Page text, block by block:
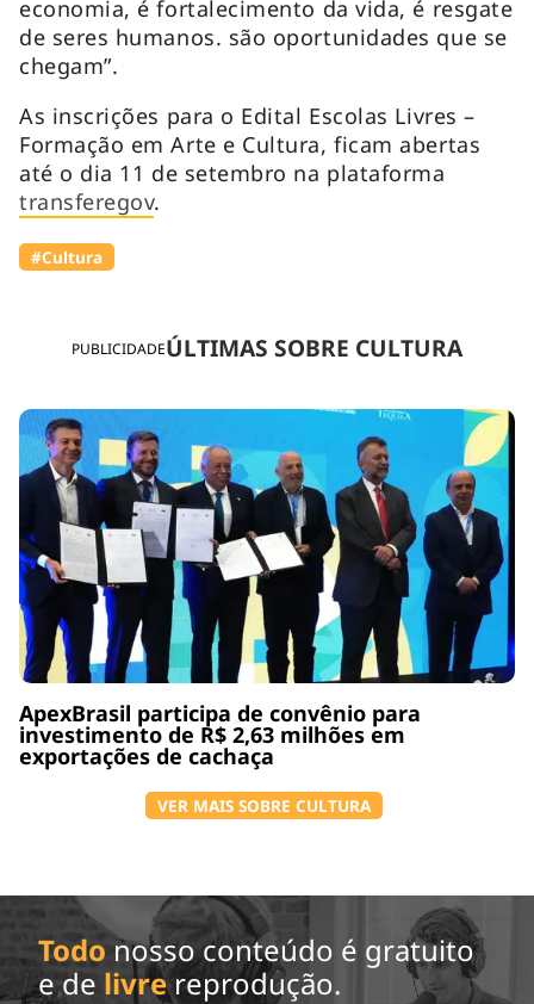
PUBLICIDADEÚLTIMAS SOBRE CULTURA
ApexBrasil participa de convênio para
investimento de R$ 2,63 milhões em
exportações de cachaça
VER MAIS SOBRE CULTURA
economia, é fortalecimento da vida, é resgate
de seres humanos. são oportunidades que se
chegam”.
As inscrições para o Edital Escolas Livres –
Formação em Arte e Cultura, ficam abertas
até o dia 11 de setembro na plataforma
transferegov.
#Cultura
Todo nosso conteúdo é gratuito
e de livrereprodução.